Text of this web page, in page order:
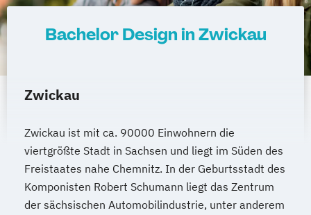
Bachelor Design in Zwickau
Zwickau
Zwickau ist mit ca. 90000 Einwohnern die
viertgrößte Stadt in Sachsen und liegt im Süden des
Freistaates nahe Chemnitz. In der Geburtsstadt des
Komponisten Robert Schumann liegt das Zentrum
der sächsischen Automobilindustrie, unter anderem